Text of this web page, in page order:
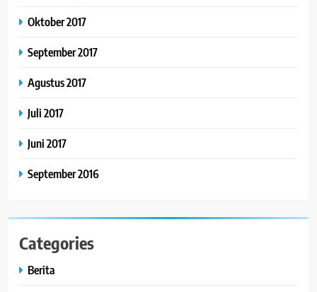
Oktober 2017
September 2017
Agustus 2017
Juli 2017
Juni 2017
September 2016
Categories
Berita